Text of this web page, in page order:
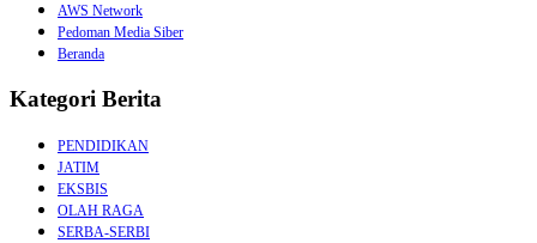
AWS Network
Pedoman Media Siber
Beranda
Kategori Berita
PENDIDIKAN
JATIM
EKSBIS
OLAH RAGA
SERBA-SERBI